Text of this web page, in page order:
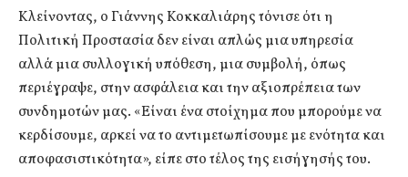
Κλείνοντας, ο Γιάννης Κοκκαλιάρης τόνισε ότι η
Πολιτική Προστασία δεν είναι απλώς μια υπηρεσία
αλλά μια συλλογική υπόθεση, μια συμβολή, όπως
περιέγραψε, στην ασφάλεια και την αξιοπρέπεια των
συνδημοτών μας. «Είναι ένα στοίχημα που μπορούμε να
κερδίσουμε, αρκεί να το αντιμετωπίσουμε με ενότητα και
αποφασιστικότητα», είπε στο τέλος της εισήγησής του.